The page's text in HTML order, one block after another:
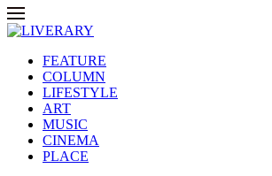
FEATURE
COLUMN
LIFESTYLE
ART
MUSIC
CINEMA
PLACE